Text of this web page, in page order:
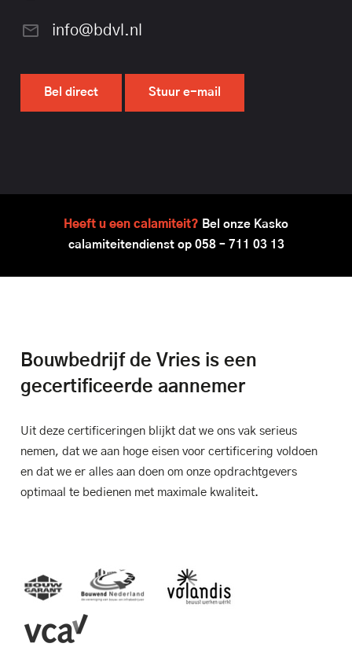
info@bdvl.nl
Bel direct Stuur e-mail
Heeft u een calamiteit? Bel onze Kasko
calamiteitendienst op 058 – 711 03 13
Bouwbedrijf de Vries is een
gecertificeerde aannemer
Uit deze certificeringen blijkt dat we ons vak serieus
nemen, dat we aan hoge eisen voor certificering voldoen
en dat we er alles aan doen om onze opdrachtgevers
optimaal te bedienen met maximale kwaliteit.